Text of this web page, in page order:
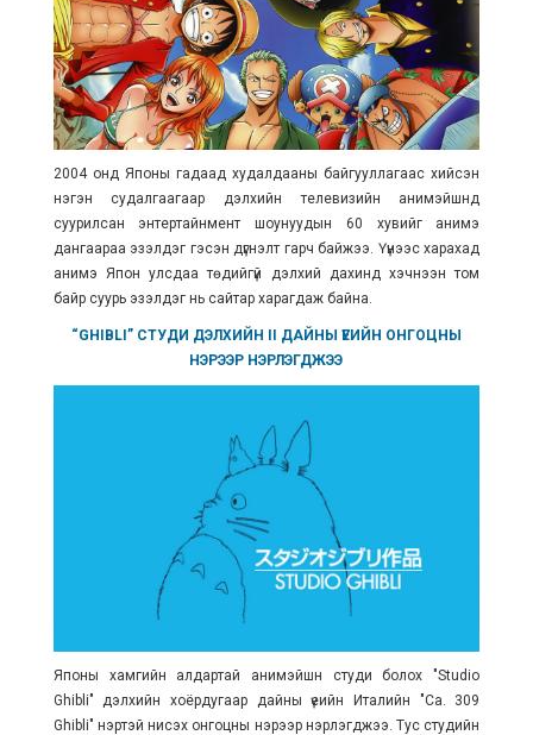
2004 онд Японы гадаад худалдааны байгууллагаас хийсэн
нэгэн судалгаагаар дэлхийн телевизийн анимэйшнд
суурилсан энтертайнмент шоунуудын 60 хувийг анимэ
дангаараа эзэлдэг гэсэн дүгнэлт гарч байжээ. Үүнээс харахад
анимэ Япон улсдаа төдийгүй дэлхий дахинд хэчнээн том
байр суурь эзэлдэг нь сайтар харагдаж байна.
“GHIBLI” СТУДИ ДЭЛХИЙН II ДАЙНЫ ҮЕИЙН ОНГОЦНЫ
НЭРЭЭР НЭРЛЭГДЖЭЭ
Японы хамгийн алдартай анимэйшн студи болох "Studio
Ghibli" дэлхийн хоёрдугаар дайны үеийн Италийн "Ca. 309
Ghibli" нэртэй нисэх онгоцны нэрээр нэрлэгджээ. Тус студийн